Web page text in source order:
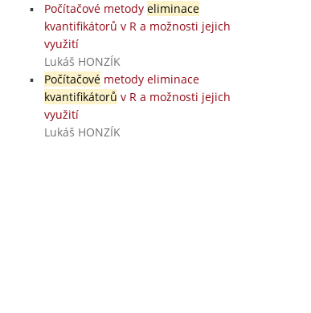
Počítačové metody eliminace
kvantifikátorů v R a možnosti jejich
využití
Lukáš HONZÍK
Počítačovémetody eliminace
kvantifikátorů v R a možnosti jejich
využití
Lukáš HONZÍK